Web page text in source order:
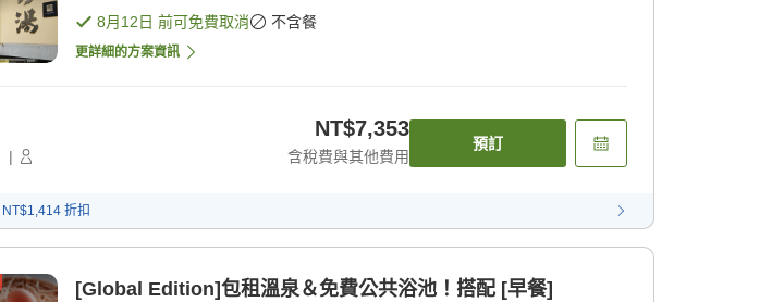
8月12日 前可免費取消 不含餐
更詳細的方案資訊
|
NT$7,353
含稅費與其他費用
預訂
NT$1,414 折扣
[Global Edition]包租溫泉＆免費公共浴池！搭配 [早餐]